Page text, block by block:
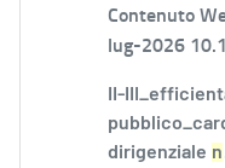
Contenuto
lug-2026
II-
dirigenziale n